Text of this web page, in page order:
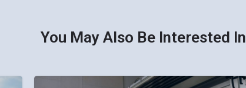
You May Also Be Interested In